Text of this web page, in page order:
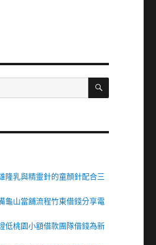
搜
隆乳與精靈針的童顏針配合三
龜山當舖流程竹東借錢分享電
低桃園小額借款團隊借錢為新